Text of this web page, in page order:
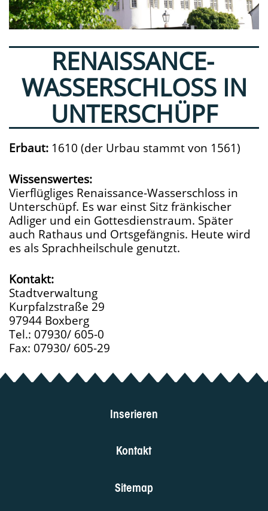
RENAISSANCE-
WASSERSCHLOSS IN
UNTERSCHÜPF
Erbaut: 1610 (der Urbau stammt von 1561)
Wissenswertes:
Vierflügliges Renaissance-Wasserschloss in
Unterschüpf. Es war einst Sitz fränkischer
Adliger und ein Gottesdienstraum. Später
auch Rathaus und Ortsgefängnis. Heute wird
es als Sprachheilschule genutzt.
Kontakt:
Stadtverwaltung
Kurpfalzstraße 29
97944 Boxberg
Tel.: 07930/ 605-0
Fax: 07930/ 605-29
Inserieren
Kontakt
Sitemap